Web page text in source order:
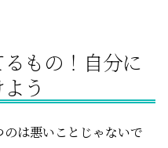
もの！自分に
う
は悪いことじゃないで